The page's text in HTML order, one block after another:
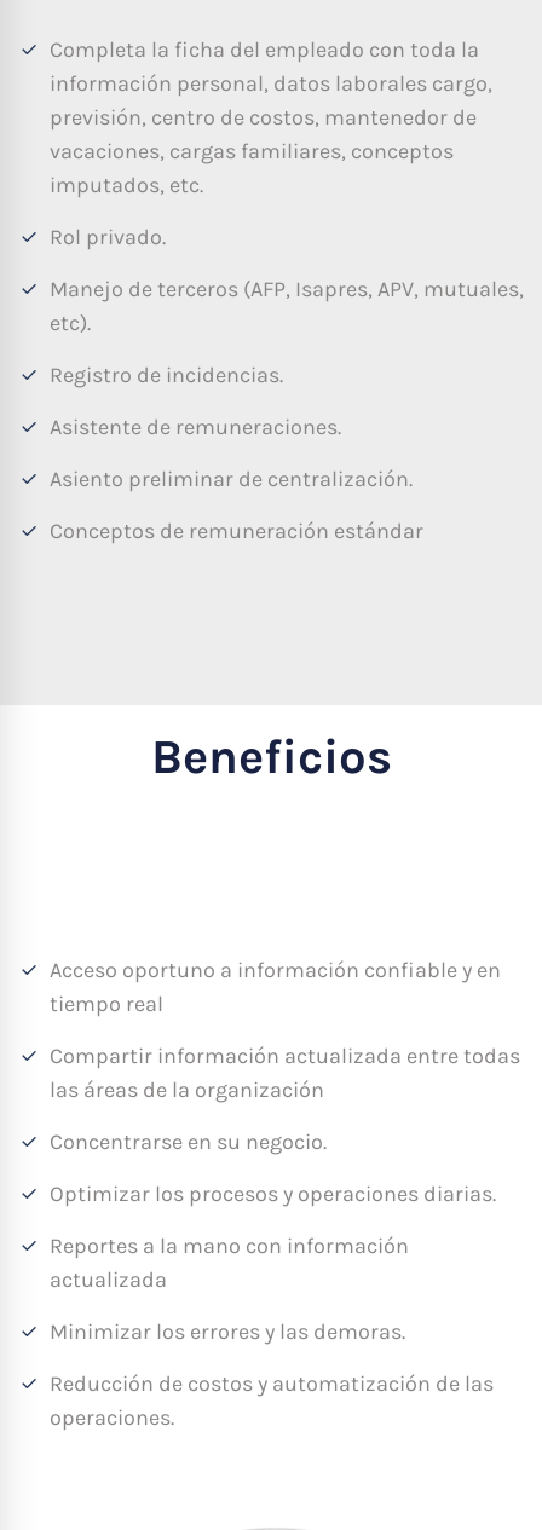
Completa la ficha del empleado con toda la
información personal, datos laborales cargo,
previsión, centro de costos, mantenedor de
vacaciones, cargas familiares, conceptos
imputados, etc.
Rol privado.
Manejo de terceros (AFP, Isapres, APV, mutuales,
etc).
Registro de incidencias.
Asistente de remuneraciones.
Asiento preliminar de centralización.
Conceptos de remuneración estándar
Beneficios
Acceso oportuno a información confiable y en
tiempo real
Compartir información actualizada entre todas
las áreas de la organización
Concentrarse en su negocio.
Optimizar los procesos y operaciones diarias.
Reportes a la mano con información
actualizada
Minimizar los errores y las demoras.
Reducción de costos y automatización de las
operaciones.